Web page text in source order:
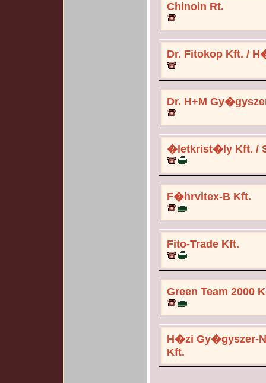
Chinoin Rt.
Dr. Fitokop Kft. /
Dr. H+M
�letkrist�ly Kft. /
F�hrvitex-B Kft.
Fito-Trade Kft.
Green Team 2000
H�zi Gy�gyszer-
Kft.